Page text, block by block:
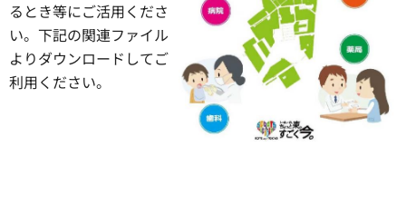
るとき等にご活用くださ
い。下記の関連ファイル
よりダウンロードしてご
利用ください。